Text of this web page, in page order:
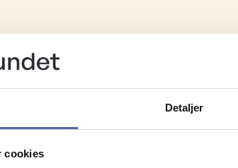
Detaljer
cookies